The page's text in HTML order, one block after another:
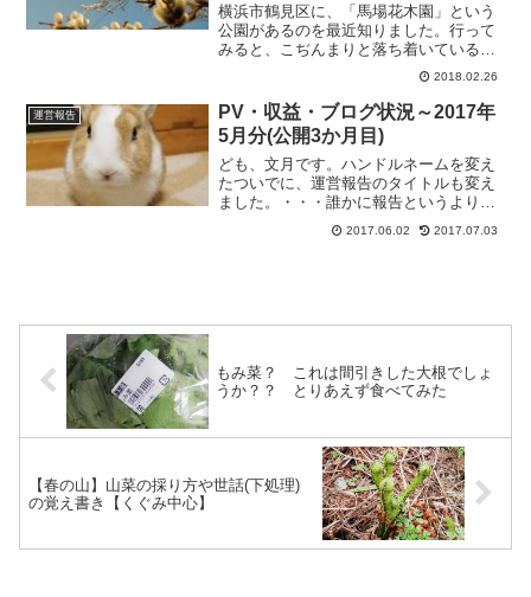
横浜市鶴見区に、「馬場花木園」という
公園があるのを最近知りました。行って
みると、こぢんまりと落ち着いている
し、良く手入れもされていて、居心2018.02.26
運営報告
PV・収益・ブログ状況～2017年
5月分(公開3か月目)
ども、文月です。ハンドルネームを変え
たついでに、運営報告のタイトルも変え
ました。・・・誰かに報告というより、
覚え書きにしかなってせんが。最
2017.06.02 2017.07.03
もみ菜？ これは間引きした大根でしょ
うか？？ とりあえず食べてみた
【春の山】山菜の採り方や世話(下処理)
の覚え書き【くぐみ中心】